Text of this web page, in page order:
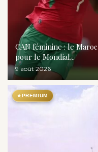
CAN féminine : le
pour le Mondial...
9 août 2026
★PREMIUM